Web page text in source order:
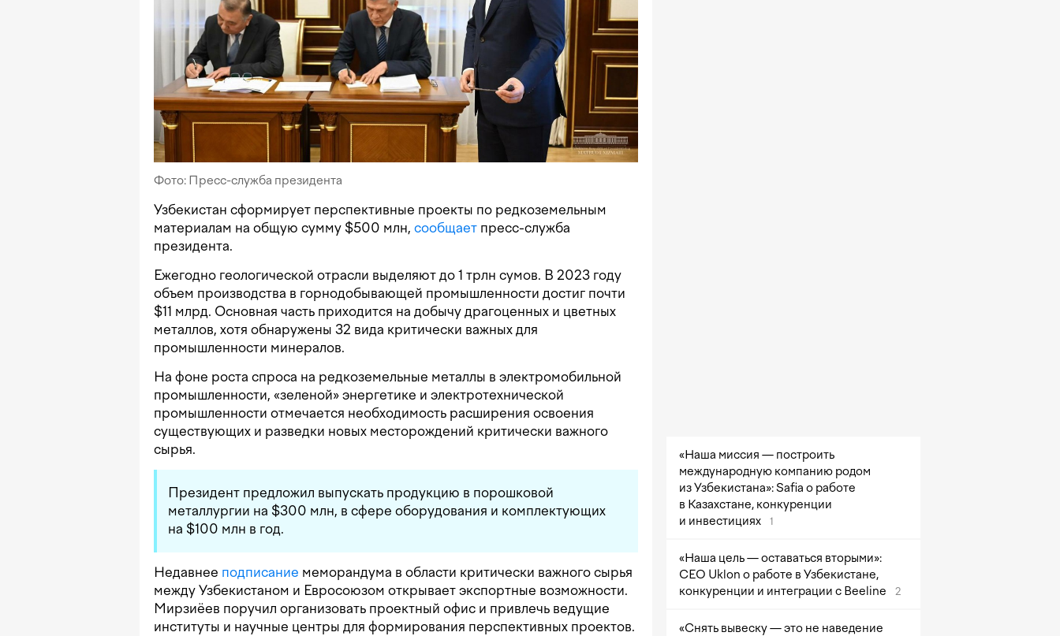
Фото: Пресс-служба президента
Узбекистан сформирует перспективные проекты по редкоземельным
материалам на общую сумму $500 млн, сообщает пресс-служба
президента.
Ежегодно геологической отрасли выделяют до 1 трлн сумов. В 2023 году
объем производства в горнодобывающей промышленности достиг почти
$11 млрд. Основная часть приходится на добычу драгоценных и цветных
металлов, хотя обнаружены 32 вида критически важных для
промышленности минералов.
На фоне роста спроса на редкоземельные металлы в электромобильной
промышленности, «зеленой» энергетике и электротехнической
промышленности отмечается необходимость расширения освоения
существующих и разведки новых месторождений критически важного
сырья.
Президент предложил выпускать продукцию в порошковой
металлургии на $300 млн, в сфере оборудования и комплектующих
на $100 млн в год.
Недавнее подписание меморандума в области критически важного сырья
между Узбекистаном и Евросоюзом открывает экспортные возможности.
Мирзиёев поручил организовать проектный офис и привлечь ведущие
институты и научные центры для формирования перспективных проектов.
«Наша миссия — построить
международную компанию родом
из Узбекистана»: Safia о работе
в Казахстане, конкуренции
и инвестициях
1
«Наша цель — оставаться вторыми»:
CEO Uklon о работе в Узбекистане,
конкуренции и интеграции с Beeline
2
«Снять вывеску — это не наведение